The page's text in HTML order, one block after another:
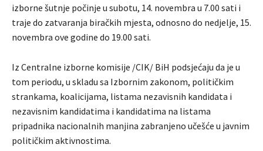
izborne šutnje počinje u subotu, 14. novembra u 7.00 sati i
traje do zatvaranja biračkih mjesta, odnosno do nedjelje, 15.
novembra ove godine do 19.00 sati.
Iz Centralne izborne komisije /CIK/ BiH podsjećaju da je u
tom periodu, u skladu sa Izbornim zakonom, političkim
strankama, koalicijama, listama nezavisnih kandidata i
nezavisnim kandidatima i kandidatima na listama
pripadnika nacionalnih manjina zabranjeno učešće u javnim
političkim aktivnostima.